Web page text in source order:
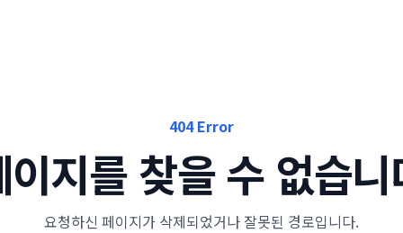
404 Error
이지를 찾을 수 없습
요청하신 페이지가 삭제되었거나 잘못된 경로입니다.